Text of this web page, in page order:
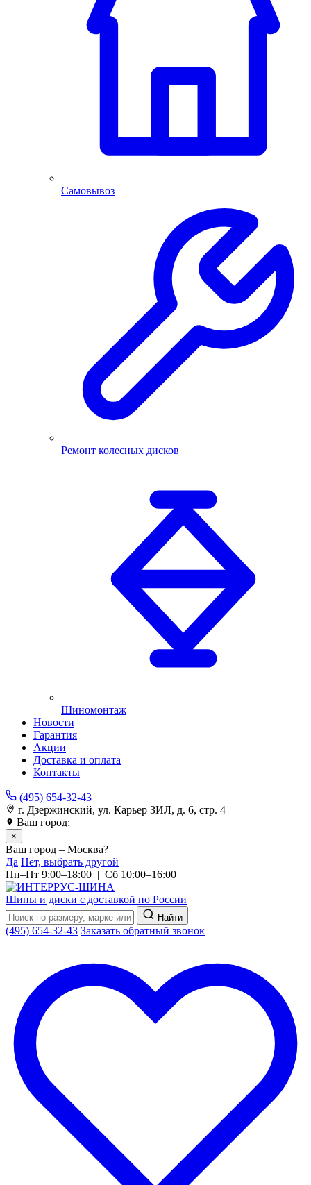
Самовывоз
Ремонт колесных дисков
Шиномонтаж
Новости
Гарантия
Акции
Доставка и оплата
Контакты
(495) 654-32-43
г. Дзержинский, ул. Карьер ЗИЛ, д. 6, стр. 4
Ваш город:
×
Ваш город – Москва?
Да Нет, выбрать другой
Пн–Пт 9:00–18:00 | Сб 10:00–16:00
Шины и диски с доставкой по России
Найти
(495) 654-32-43 Заказать обратный звонок